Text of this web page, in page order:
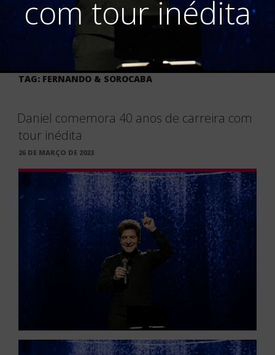
com tour inédita
TAG: FERNANDO & SOROCABA
Daniel comemora 40 anos de carreira com
tour inédita
PUBLICADO
26 DE MARÇO DE 2023